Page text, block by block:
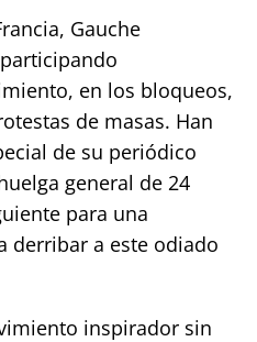
Gauche
en los bloqueos,
de masas. Han
de su periódico
general de 24
para una
derribar a este odiado
inspirador sin